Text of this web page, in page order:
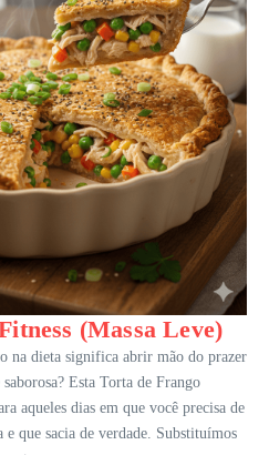
(Massa Leve)
na dieta significa abrir mão do prazer
Esta Torta de Frango
aqueles dias em que você precisa de
que sacia de verdade. Substituímos